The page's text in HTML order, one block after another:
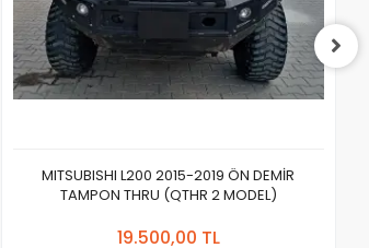
MITSUBISHI L200 2015-2019 ÖN DEMİR
TAMPON THRU (QTHR 2 MODEL)
19.500,00 TL